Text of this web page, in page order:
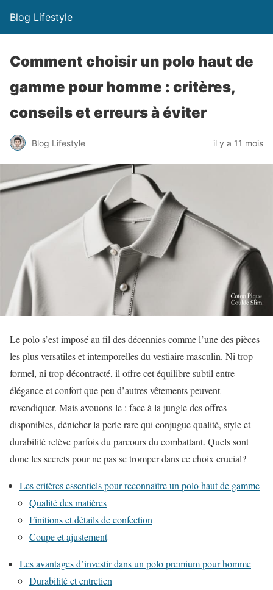
Blog Lifestyle
Comment choisir un polo haut de
gamme pour homme : critères,
conseils et erreurs à éviter
Blog Lifestyle il y a 11 mois
Le polo s’est imposé au fil des décennies comme l’une des pièces
les plus versatiles et intemporelles du vestiaire masculin. Ni trop
formel, ni trop décontracté, il offre cet équilibre subtil entre
élégance et confort que peu d’autres vêtements peuvent
revendiquer. Mais avouons-le : face à la jungle des offres
disponibles, dénicher la perle rare qui conjugue qualité, style et
durabilité relève parfois du parcours du combattant. Quels sont
donc les secrets pour ne pas se tromper dans ce choix crucial?
Les critères essentiels pour reconnaître un polo haut de gamme
Qualité des matières
Finitions et détails de confection
Coupe et ajustement
Les avantages d’investir dans un polo premium pour homme
Durabilité et entretien